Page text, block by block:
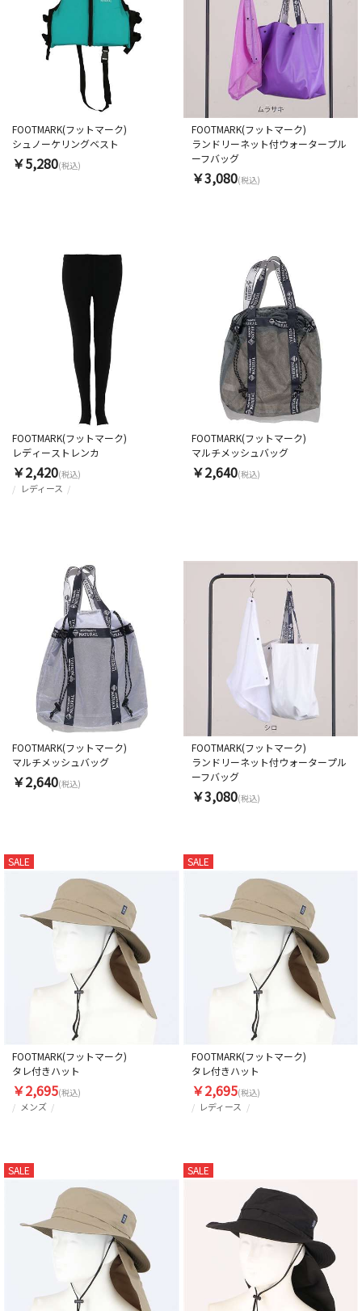
FOOTMARK(フットマーク)
シュノーケリングベスト
￥5,280(税込)
FOOTMARK(フットマーク)
ランドリーネット付ウォータープル
ーフバッグ
￥3,080(税込)
レディース
FOOTMARK(フットマーク)
レディーストレンカ
￥2,420(税込)
FOOTMARK(フットマーク)
マルチメッシュバッグ
￥2,640(税込)
FOOTMARK(フットマーク)
マルチメッシュバッグ
￥2,640(税込)
FOOTMARK(フットマーク)
ランドリーネット付ウォータープル
ーフバッグ
￥3,080(税込)
SALE
メンズ
FOOTMARK(フットマーク)
タレ付きハット
￥2,695(税込)
SALE
レディース
FOOTMARK(フットマーク)
タレ付きハット
￥2,695(税込)
SALE SALE